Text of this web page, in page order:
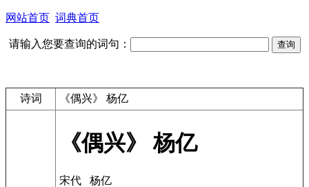
网站首页 词典首页
请输入您要查询的词句：
诗词 《偶兴》 杨亿
《偶兴》 杨亿
宋代 杨亿